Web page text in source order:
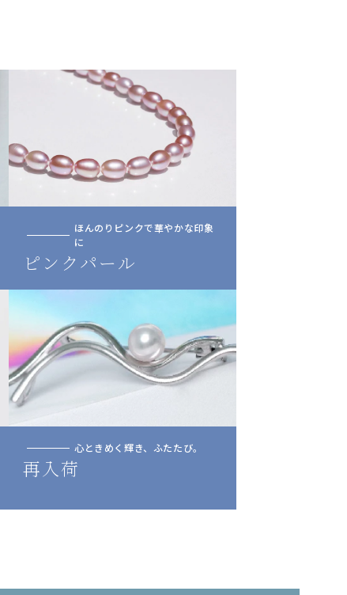
ほんのりピンクで華やかな印象
に
ピンクパール
心ときめく輝き、ふたたび。
再入荷